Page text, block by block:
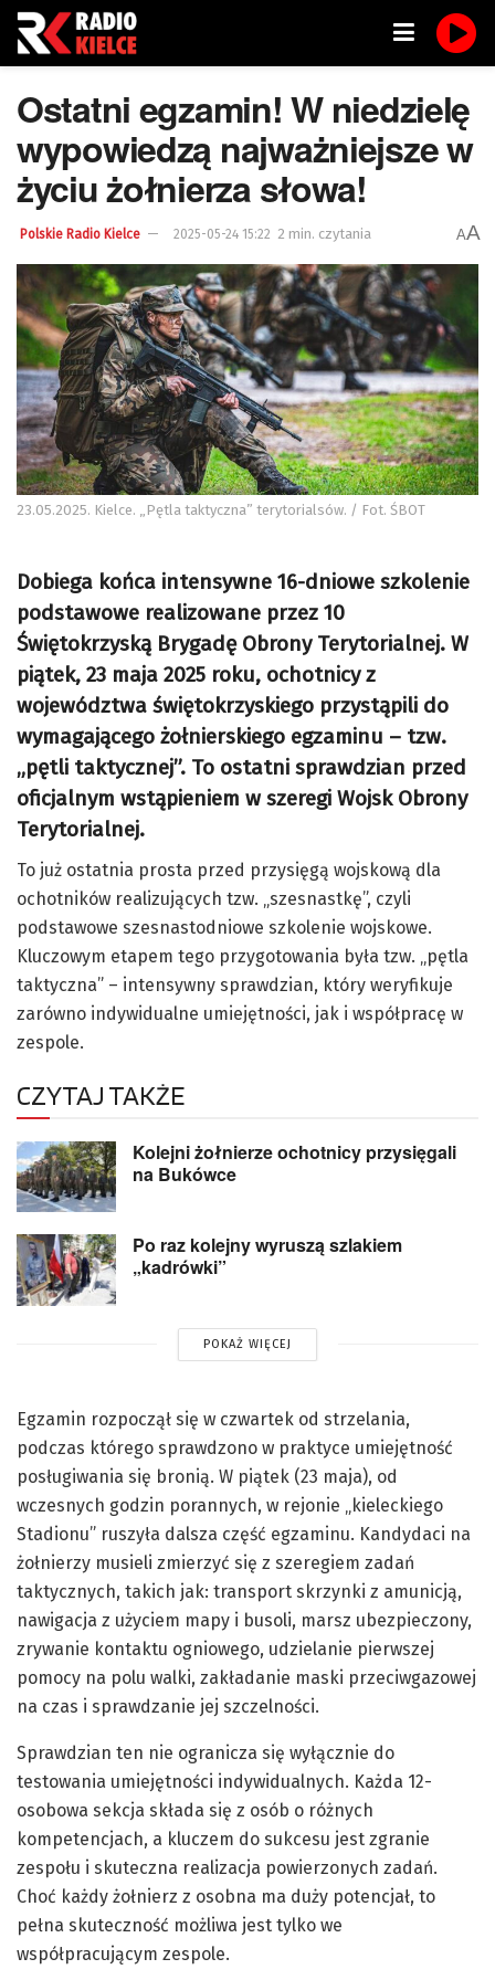
Ostatni egzamin! W niedzielę
wypowiedzą najważniejsze w
życiu żołnierza słowa!
Polskie Radio Kielce 2025-05-24 15:22 2 min. czytania AA
23.05.2025. Kielce. „Pętla taktyczna” terytorialsów. / Fot. ŚBOT
Dobiega końca intensywne 16-dniowe szkolenie
podstawowe realizowane przez 10
Świętokrzyską Brygadę Obrony Terytorialnej. W
piątek, 23 maja 2025 roku, ochotnicy z
województwa świętokrzyskiego przystąpili do
wymagającego żołnierskiego egzaminu – tzw.
„pętli taktycznej”. To ostatni sprawdzian przed
oficjalnym wstąpieniem w szeregi Wojsk Obrony
Terytorialnej.
To już ostatnia prosta przed przysięgą wojskową dla
ochotników realizujących tzw. „szesnastkę”, czyli
podstawowe szesnastodniowe szkolenie wojskowe.
Kluczowym etapem tego przygotowania była tzw. „pętla
taktyczna” – intensywny sprawdzian, który weryfikuje
zarówno indywidualne umiejętności, jak i współpracę w
zespole.
CZYTAJ TAKŻE
Kolejni żołnierze ochotnicy przysięgali
na Bukówce
Po raz kolejny wyruszą szlakiem
„kadrówki”
POKAŻ WIĘCEJ
Egzamin rozpoczął się w czwartek od strzelania,
podczas którego sprawdzono w praktyce umiejętność
posługiwania się bronią. W piątek (23 maja), od
wczesnych godzin porannych, w rejonie „kieleckiego
Stadionu” ruszyła dalsza część egzaminu. Kandydaci na
żołnierzy musieli zmierzyć się z szeregiem zadań
taktycznych, takich jak: transport skrzynki z amunicją,
nawigacja z użyciem mapy i busoli, marsz ubezpieczony,
zrywanie kontaktu ogniowego, udzielanie pierwszej
pomocy na polu walki, zakładanie maski przeciwgazowej
na czas i sprawdzanie jej szczelności.
Sprawdzian ten nie ogranicza się wyłącznie do
testowania umiejętności indywidualnych. Każda 12-
osobowa sekcja składa się z osób o różnych
kompetencjach, a kluczem do sukcesu jest zgranie
zespołu i skuteczna realizacja powierzonych zadań.
Choć każdy żołnierz z osobna ma duży potencjał, to
pełna skuteczność możliwa jest tylko we
współpracującym zespole.